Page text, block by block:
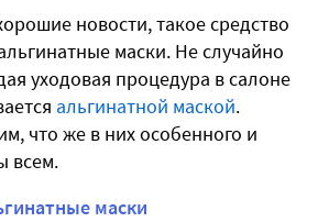
новости, такое средство
маски. Не случайно
уходовая процедура в салоне
альгинатной маской.
что же в них особенного и
всем.
маски